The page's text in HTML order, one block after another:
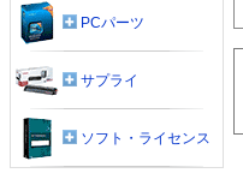
PCパーツ
サプライ
ソフト・ライセンス